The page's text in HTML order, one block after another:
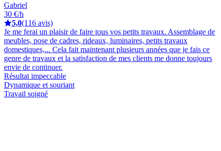
Gabriel
30 €/h
5,0(116 avis)
Je me ferai un plaisir de faire tous vos petits travaux. Assemblage de
meubles, pose de cadres, rideaux, luminaires, petits travaux
domestiques,... Cela fait maintenant plusieurs années que je fais ce
genre de travaux et la satisfaction de mes clients me donne toujours
envie de continuer.
Résultat impeccable
Dynamique et souriant
Travail soigné